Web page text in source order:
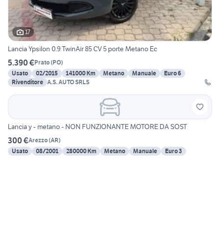
17
Lancia Ypsilon 0.9 TwinAir 85 CV 5 porte Metano Ec
5.390 €Prato(PO)
Usato
02/2015 141000 Km Metano Manuale
Euro 6
Rivenditore A.S. AUTO SRLS
Lancia y - metano - NON FUNZIONANTE MOTORE DA SOST
300 €Arezzo(AR)
Usato
08/2001 280000 Km Metano Manuale Euro 3